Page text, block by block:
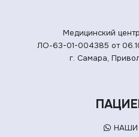
Медицинский
ЛО-63-01-004385 от
г. Самара,
НАШИ